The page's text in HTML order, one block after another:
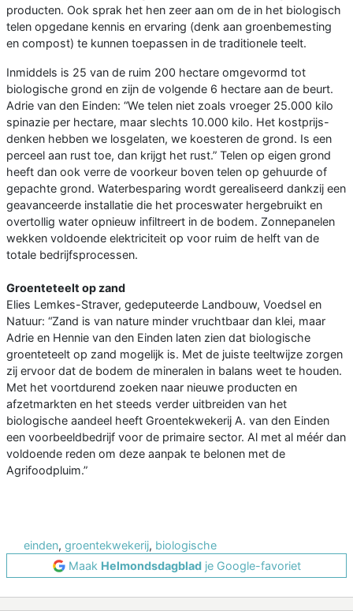
producten. Ook sprak het hen zeer aan om de in het biologisch
telen opgedane kennis en ervaring (denk aan groenbemesting
en compost) te kunnen toepassen in de traditionele teelt.
Inmiddels is 25 van de ruim 200 hectare omgevormd tot
biologische grond en zijn de volgende 6 hectare aan de beurt.
Adrie van den Einden: “We telen niet zoals vroeger 25.000 kilo
spinazie per hectare, maar slechts 10.000 kilo. Het kostprijs-
denken hebben we losgelaten, we koesteren de grond. Is een
perceel aan rust toe, dan krijgt het rust.” Telen op eigen grond
heeft dan ook verre de voorkeur boven telen op gehuurde of
gepachte grond. Waterbesparing wordt gerealiseerd dankzij een
geavanceerde installatie die het proceswater hergebruikt en
overtollig water opnieuw infiltreert in de bodem. Zonnepanelen
wekken voldoende elektriciteit op voor ruim de helft van de
totale bedrijfsprocessen.
Groenteteelt op zand
Elies Lemkes-Straver, gedeputeerde Landbouw, Voedsel en
Natuur: “Zand is van nature minder vruchtbaar dan klei, maar
Adrie en Hennie van den Einden laten zien dat biologische
groenteteelt op zand mogelijk is. Met de juiste teeltwijze zorgen
zij ervoor dat de bodem de mineralen in balans weet te houden.
Met het voortdurend zoeken naar nieuwe producten en
afzetmarkten en het steeds verder uitbreiden van het
biologische aandeel heeft Groentekwekerij A. van den Einden
een voorbeeldbedrijf voor de primaire sector. Al met al méér dan
voldoende reden om deze aanpak te belonen met de
Agrifoodpluim.”
einden, groentekwekerij, biologische
Maak Helmondsdagbladje Google-favoriet